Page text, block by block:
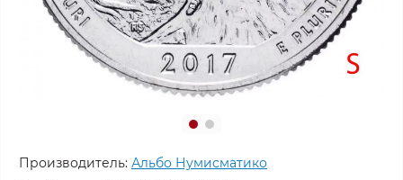
Производитель: Альбо Нумисматико